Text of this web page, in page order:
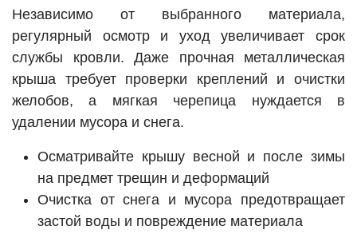
Независимо от выбранного материала,
регулярный осмотр и уход увеличивает срок
службы кровли. Даже прочная металлическая
крыша требует проверки креплений и очистки
желобов, а мягкая черепица нуждается в
удалении мусора и снега.
Осматривайте крышу весной и после зимы
на предмет трещин и деформаций
Очистка от снега и мусора предотвращает
застой воды и повреждение материала